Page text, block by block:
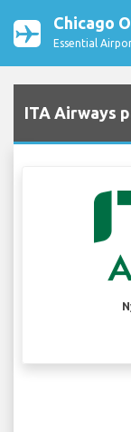
Chicago
Essential
ITA Airways